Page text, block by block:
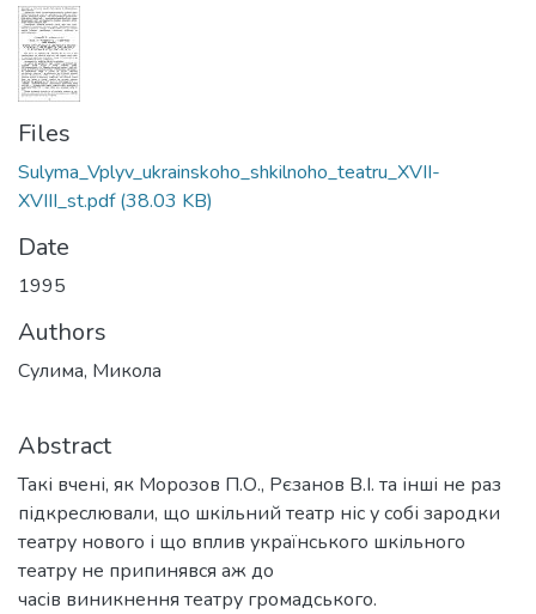
Files
Sulyma_Vplyv_ukrainskoho_shkilnoho_teatru_XVII-
XVIII_st.pdf(38.03 KB)
Date
1995
Authors
Сулима, Микола
Abstract
Такі вчені, як Морозов П.О., Рєзанов В.І. та інші не раз
підкреслювали, що шкільний театр ніс у собі зародки
театру нового і що вплив українського шкільного
театру не припинявся аж до
часів виникнення театру громадського.